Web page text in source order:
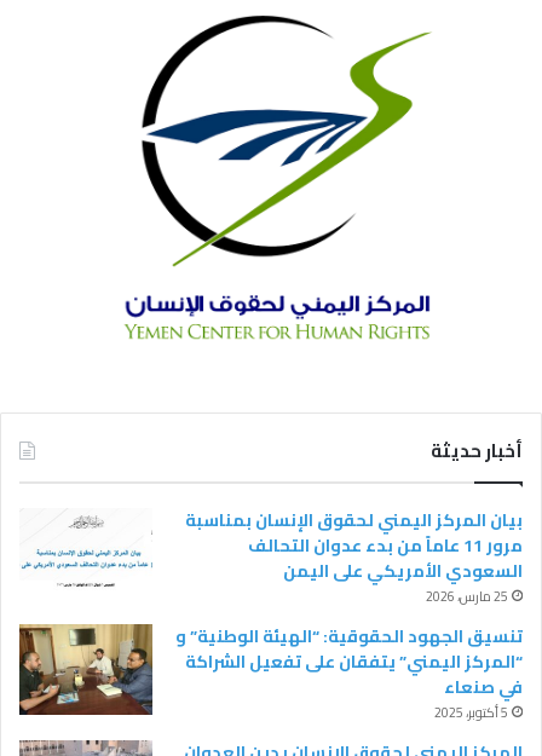
أخبار حديثة
بيان المركز اليمني لحقوق الإنسان بمناسبة
مرور 11 عاماً من بدء عدوان التحالف
السعودي الأمريكي على اليمن
25 مارس، 2026
تنسيق الجهود الحقوقية: “الهيئة الوطنية” و
“المركز اليمني” يتفقان على تفعيل الشراكة
في صنعاء
5 أكتوبر، 2025